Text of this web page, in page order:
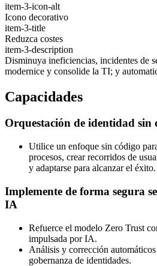
item-3-icon-alt
Icono decorativo
item-3-title
Reduzca costes
item-3-description
Disminuya ineficiencias, incidentes de
modernice y consolide la TI; y
Capacidades
Orquestación de identidad sin
Utilice un enfoque sin código
procesos, crear recorridos de
y adaptarse para alcanzar el éxito.
Implemente de forma segura
IA
Refuerce el modelo Zero Trust
impulsada por IA.
Análisis y corrección
gobernanza de identidades.